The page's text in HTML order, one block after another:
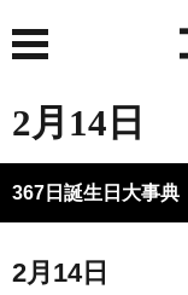
2月14日
367日誕生日大事典
2月14日